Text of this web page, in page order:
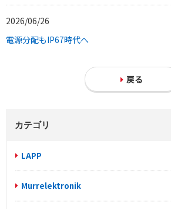
2026/06/26
電源分配もIP67時代へ
戻る
カテゴリ
LAPP
Murrelektronik